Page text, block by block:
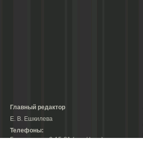
Главный редактор
Е. В. Ешкилева
Телефоны:
Гл. редактор: 2-15-31 (тел./факс);